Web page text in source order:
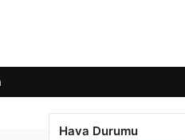
Hava Durumu